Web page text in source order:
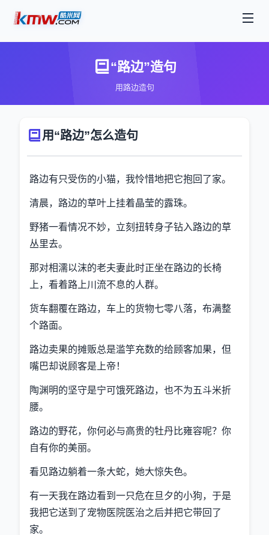
“路边”造句
用路边造句
用“路边”怎么造句
路边有只受伤的小猫，我怜惜地把它抱回了家。
清晨，路边的草叶上挂着晶莹的露珠。
野猪一看情况不妙，立刻扭转身子钻入路边的草
丛里去。
那对相濡以沫的老夫妻此时正坐在路边的长椅
上，看着路上川流不息的人群。
货车翻覆在路边，车上的货物七零八落，布满整
个路面。
路边卖果的摊贩总是滥竽充数的给顾客加果，但
嘴巴却说顾客是上帝！
陶渊明的坚守是宁可饿死路边，也不为五斗米折
腰。
路边的野花，你何必与高贵的牡丹比雍容呢？你
自有你的美丽。
看见路边躺着一条大蛇，她大惊失色。
有一天我在路边看到一只危在旦夕的小狗，于是
我把它送到了宠物医院医治之后并把它带回了
家。